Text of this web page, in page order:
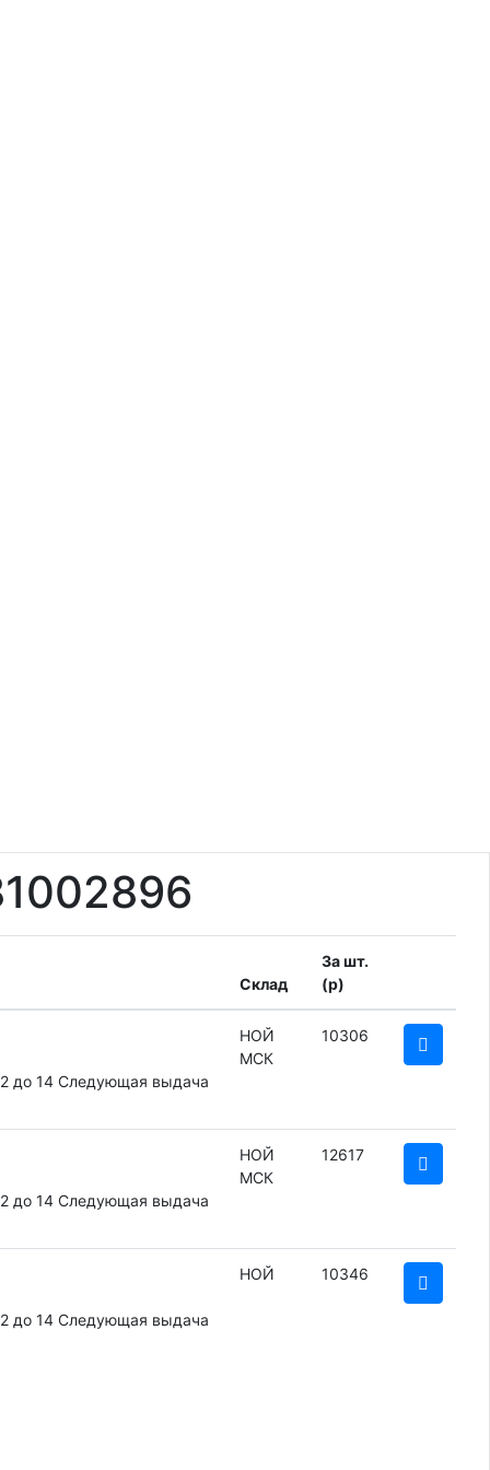
Склад
За шт.
(p)
до 14 Следующая выдача
НОЙ
МСК
10306
до 14 Следующая выдача
НОЙ
МСК
12617
до 14 Следующая выдача
НОЙ 10346